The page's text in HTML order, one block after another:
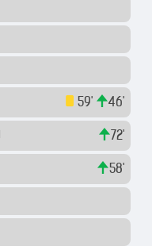
59' 46'
72'
58'